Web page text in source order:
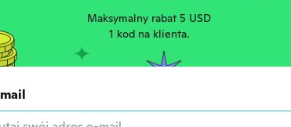
2017 · 2 przesłane
than a lipstick. Beautiful, nice craftsmanship.
2020 109
opinie
Maksymalny rabat 5 USD
1 kod na klienta.